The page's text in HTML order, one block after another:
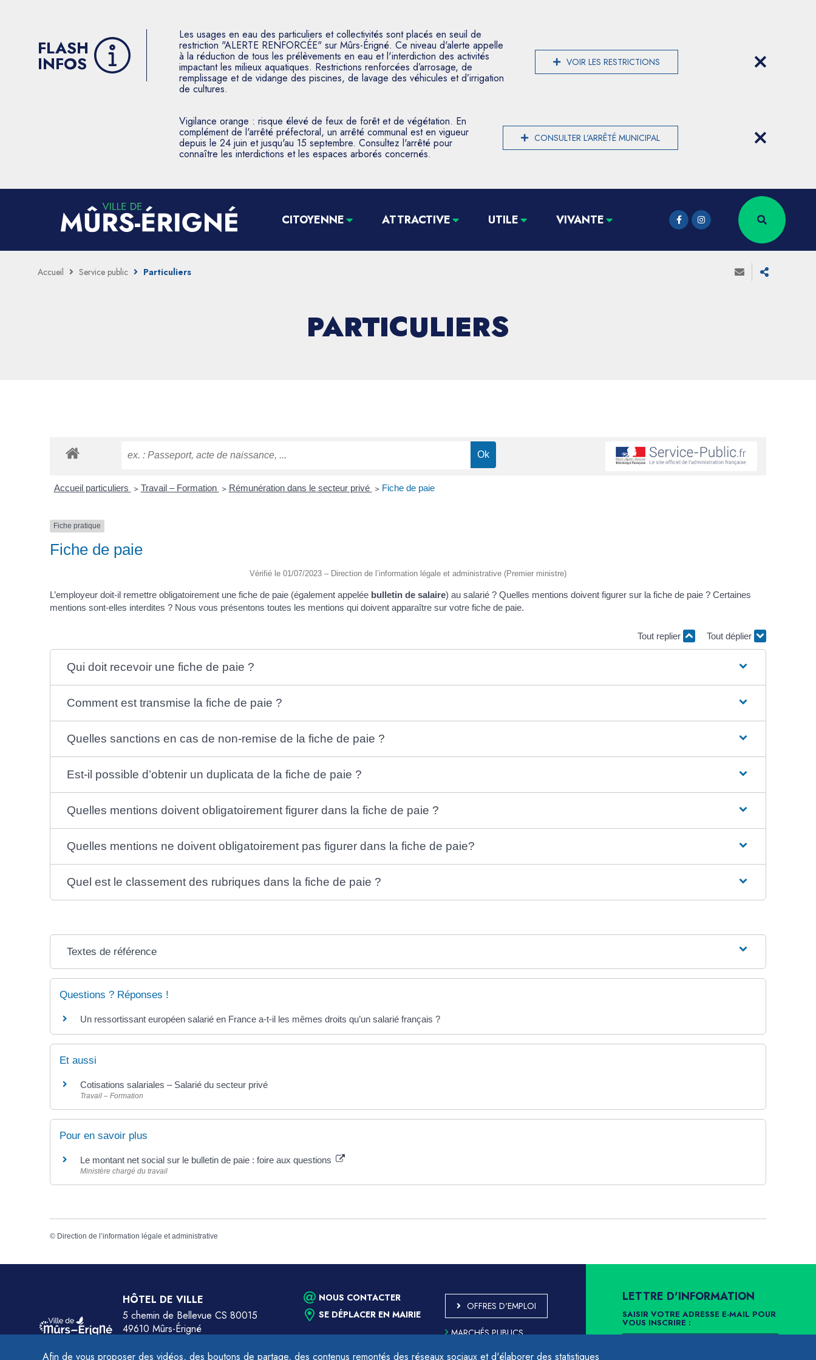
Afin de vous proposer des vidéos, des boutons de partage, des contenus remontés des réseaux sociaux et d'élaborer des statistiques
FLASH
INFOS
Les usages en eau des particuliers et collectivités sont placés en seuil de
restriction "ALERTE RENFORCÉE" sur Mûrs-Érigné. Ce niveau d'alerte appelle
à la réduction de tous les prélèvements en eau et l'interdiction des activités
impactant les milieux aquatiques. Restrictions renforcées d’arrosage, de
remplissage et de vidange des piscines, de lavage des véhicules et d’irrigation
de cultures.
VOIR LES RESTRICTIONS
Vigilance orange : risque élevé de feux de forêt et de végétation. En
complément de l'arrêté préfectoral, un arrêté communal est en vigueur
depuis le 24 juin et jusqu'au 15 septembre. Consultez l'arrêté pour
connaître les interdictions et les espaces arborés concernés.
CONSULTER L'ARRÊTÉ MUNICIPAL
CITOYENNE ATTRACTIVE UTILE VIVANTE
Accueil Service public Particuliers
PARTICULIERS
Accueil particuliers > Travail – Formation > Rémunération dans le secteur privé > Fiche de paie
Fiche pratique
Fiche de paie
Vérifié le 01/07/2023 – Direction de l’information légale et administrative (Premier ministre)
L’employeur doit-il remettre obligatoirement une fiche de paie (également appelée bulletin de salaire) au salarié ? Quelles mentions doivent figurer sur la fiche de paie ? Certaines
mentions sont-elles interdites ? Nous vous présentons toutes les mentions qui doivent apparaître sur votre fiche de paie.
Tout replier Tout déplier
Qui doit recevoir une fiche de paie ?
Comment est transmise la fiche de paie ?
Quelles sanctions en cas de non-remise de la fiche de paie ?
Est-il possible d’obtenir un duplicata de la fiche de paie ?
Quelles mentions doivent obligatoirement figurer dans la fiche de paie ?
Quelles mentions ne doivent obligatoirement pas figurer dans la fiche de paie?
Quel est le classement des rubriques dans la fiche de paie ?
Textes de référence
Questions ? Réponses !
Un ressortissant européen salarié en France a-t-il les mêmes droits qu’un salarié français ?
Et aussi
Cotisations salariales – Salarié du secteur privé
Travail – Formation
Pour en savoir plus
Le montant net social sur le bulletin de paie : foire aux questions
Ministère chargé du travail
© Direction de l’information légale et administrative
HÔTEL DE VILLE
5 chemin de Bellevue CS 80015
49610 Mûrs-Érigné
NOUS CONTACTER
SE DÉPLACER EN MAIRIE
OFFRES D'EMPLOI
MARCHÉS PUBLICS
CONFORME
LETTRE D'INFORMATION
SAISIR VOTRE ADRESSE E-MAIL POUR
VOUS INSCRIRE :